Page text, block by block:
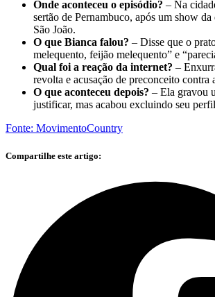
Onde aconteceu o episódio? – Na
sertão de Pernambuco, após um show da
São João.
O que Bianca falou? – Disse que o
melequento, feijão melequento” e
Qual foi a reação da internet? –
revolta e acusação de preconceito contra
O que aconteceu depois? – Ela gravou
justificar, mas acabou excluindo seu
Fonte: MovimentoCountry
Compartilhe este artigo: